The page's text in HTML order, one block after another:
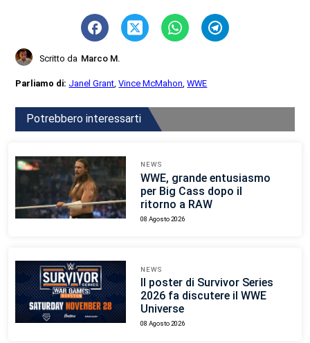
Scritto da Marco M.
Parliamo di: Janel Grant,Vince McMahon,WWE
Potrebbero interessarti
NEWS
WWE, grande entusiasmo
per Big Cass dopo il
ritorno a RAW
08 Agosto 2026
NEWS
Il poster di Survivor Series
2026 fa discutere il WWE
Universe
08 Agosto 2026